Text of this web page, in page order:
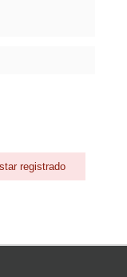
registrado